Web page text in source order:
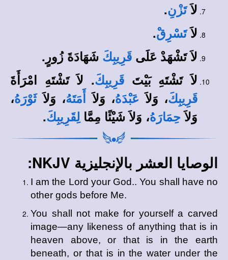
لاَتَزْنِ.
لاَتَسْرِقْ.
لاَ تَشْهَدْ عَلَى قَرِيبِكَ شَهَادَةَ زُورٍ.
لاَ تَشْتَهِ بَيْتَ
قَرِيبِكَ. لاَ تَشْتَهِ امْرَأَةَ
قَرِيبِكَ، وَلاَ عَبْدَهُ، وَلاَ أَمَتَهُ، وَلاَثَوْرَهُ،
وَلاَ حِمَارَهُ، وَلاَ شَيْئًا مِمَّا لِقَرِيبِكَ.
الوصايا العشر بالإنجليزية NKJV:
I am the Lord your God.. You shall have no
other gods before Me.
You shall not make for yourself a carved
image—any likeness of anything that is in
heaven above, or that is in the earth
beneath, or that is in the water under the